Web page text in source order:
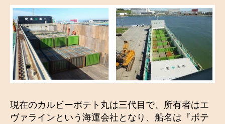
現在のカルビーポテト丸は三代目で、所有者はエ
ヴァラインという海運会社となり、船名は『ポテ